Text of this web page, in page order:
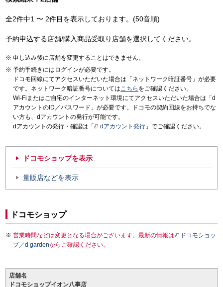
全2件中1 〜 2件目を表示しております。(50音順)
予約申込する店舗/購入商品受取り店舗を選択してください。
申し込み後に店舗を変更することはできません。
予約手続きにはログインが必要です。
ドコモ回線にてアクセスいただいた場合は「ネットワーク暗証番号」が必要
です。ネットワーク暗証番号についてはこちら をご確認ください。
Wi-Fiまたはご自宅のインターネット環境にてアクセスいただいた場合は「d
アカウントのID／パスワード」が必要です。ドコモの契約回線をお持ちでな
い方も、dアカウントの発行が可能です。
dアカウントの発行・確認は「
dアカウント発行 」でご確認ください。
ドコモショップを表示
量販店などを表示
ドコモショップ
営業時間などは変更となる場合がございます。最新の情報は
ドコモショッ
プ／d gardenからご確認ください。
店舗名
ドコモショップイオン八事店